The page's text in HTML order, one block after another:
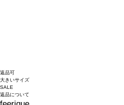
返品可
大きいサイズ
SALE
返品について